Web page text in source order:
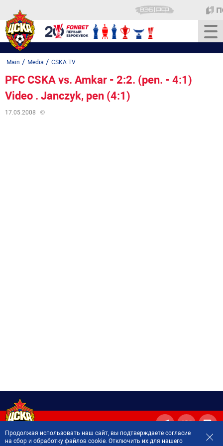
Main / Media / CSKA TV
PFC CSKA vs. Amkar - 2:2. (pen. - 4:1)
Video . Janczyk, pen (4:1)
17.05.2008 ©
Продолжая использовать наш сайт, вы подтверждаете согласие
на сбор и обработку файлов cookie. Отключить их для нашего